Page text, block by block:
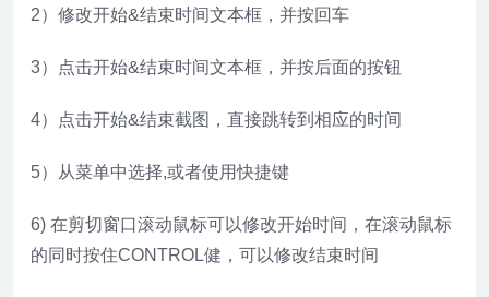
2）修改开始&结束时间文本框，并按回车
3）点击开始&结束时间文本框，并按后面的按钮
4）点击开始&结束截图，直接跳转到相应的时间
5）从菜单中选择,或者使用快捷键
6) 在剪切窗口滚动鼠标可以修改开始时间，在滚动鼠标
的同时按住CONTROL健，可以修改结束时间